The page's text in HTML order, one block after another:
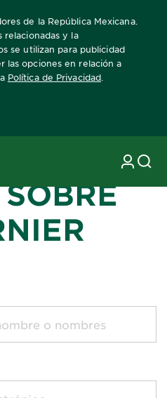
de la República Mexicana.
relacionadas y la
se utilizan para publicidad
las opciones en relación a
Política de Privacidad
Y